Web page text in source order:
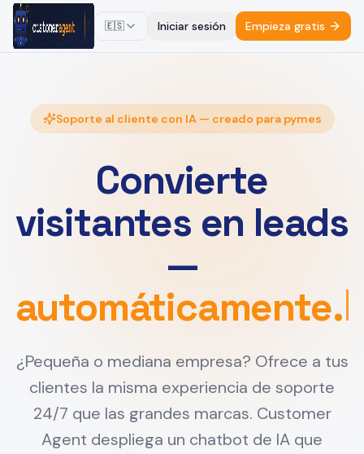
🇪🇸 Iniciar sesión Empieza gratis
Soporte al cliente con IA — creado para pymes
Convierte
visitantes en leads
—
automáticamente.
¿Pequeña o mediana empresa? Ofrece a tus
clientes la misma experiencia de soporte
24/7 que las grandes marcas. Customer
Agent despliega un chatbot de IA que